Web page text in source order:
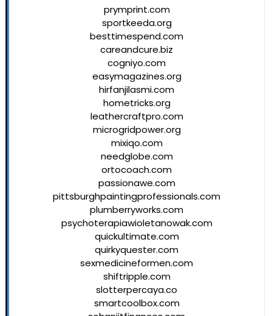
prymprint.com
sportkeeda.org
besttimespend.com
careandcure.biz
cogniyo.com
easymagazines.org
hirfanjilasmi.com
hometricks.org
leathercraftpro.com
microgridpower.org
mixiqo.com
needglobe.com
ortocoach.com
passionawe.com
pittsburghpaintingprofessionals.com
plumberryworks.com
psychoterapiawioletanowak.com
quickultimate.com
quirkyquester.com
sexmedicineformen.com
shiftripple.com
slotterpercaya.co
smartcoolbox.com